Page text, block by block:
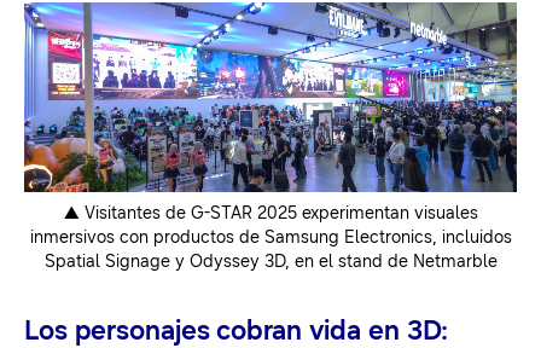
▲ Visitantes de G-STAR 2025 experimentan visuales
inmersivos con productos de Samsung Electronics, incluidos
Spatial Signage y Odyssey 3D, en el stand de Netmarble
Los personajes cobran vida en 3D: